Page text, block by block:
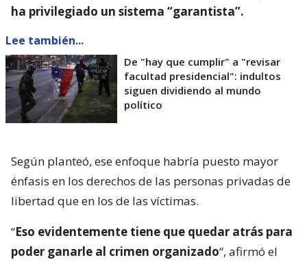
ha privilegiado un sistema “garantista”.
Lee también...
De "hay que cumplir" a "revisar
facultad presidencial": indultos
siguen dividiendo al mundo
político
Según planteó, ese enfoque habría puesto mayor
énfasis en los derechos de las personas privadas de
libertad que en los de las víctimas.
“Eso evidentemente tiene que quedar atrás para
poder ganarle al crimen organizado“, afirmó el